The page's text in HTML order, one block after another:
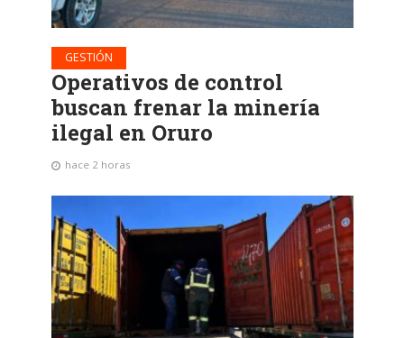
GESTIÓN
Operativos de control
buscan frenar la minería
ilegal en Oruro
hace 2 horas